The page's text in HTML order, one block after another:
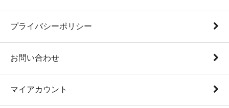
プライバシーポリシー
お問い合わせ
マイアカウント